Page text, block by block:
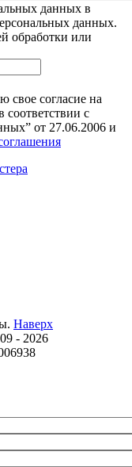
данных в
данных.
обработки или
свое согласие на
с
от 27.06.2006 и
. Наверх
- 2026